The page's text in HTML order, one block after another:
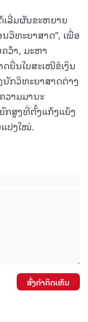
ເລີ່ມຜັນຂະຫຍາຍ
ວິທະຍາສາດ”, ເພື່ອ
ວ້າ, ມະຫາ
ຍື່ນໃບສະເໜີຂໍເງິນ
ນັກວິທະຍາສາດຕ່າງ
ວາມມານະ
ກສູງທີ່ຕັ້ງແກ້ງແຍ້ງ
ແປງໃໝ່.
ສົ່ງຄໍາຄິດເຫັນ